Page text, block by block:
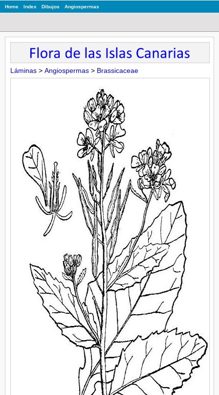
Home Index Dibujos Angiospermas
Láminas > Angiospermas > Brassicaceae